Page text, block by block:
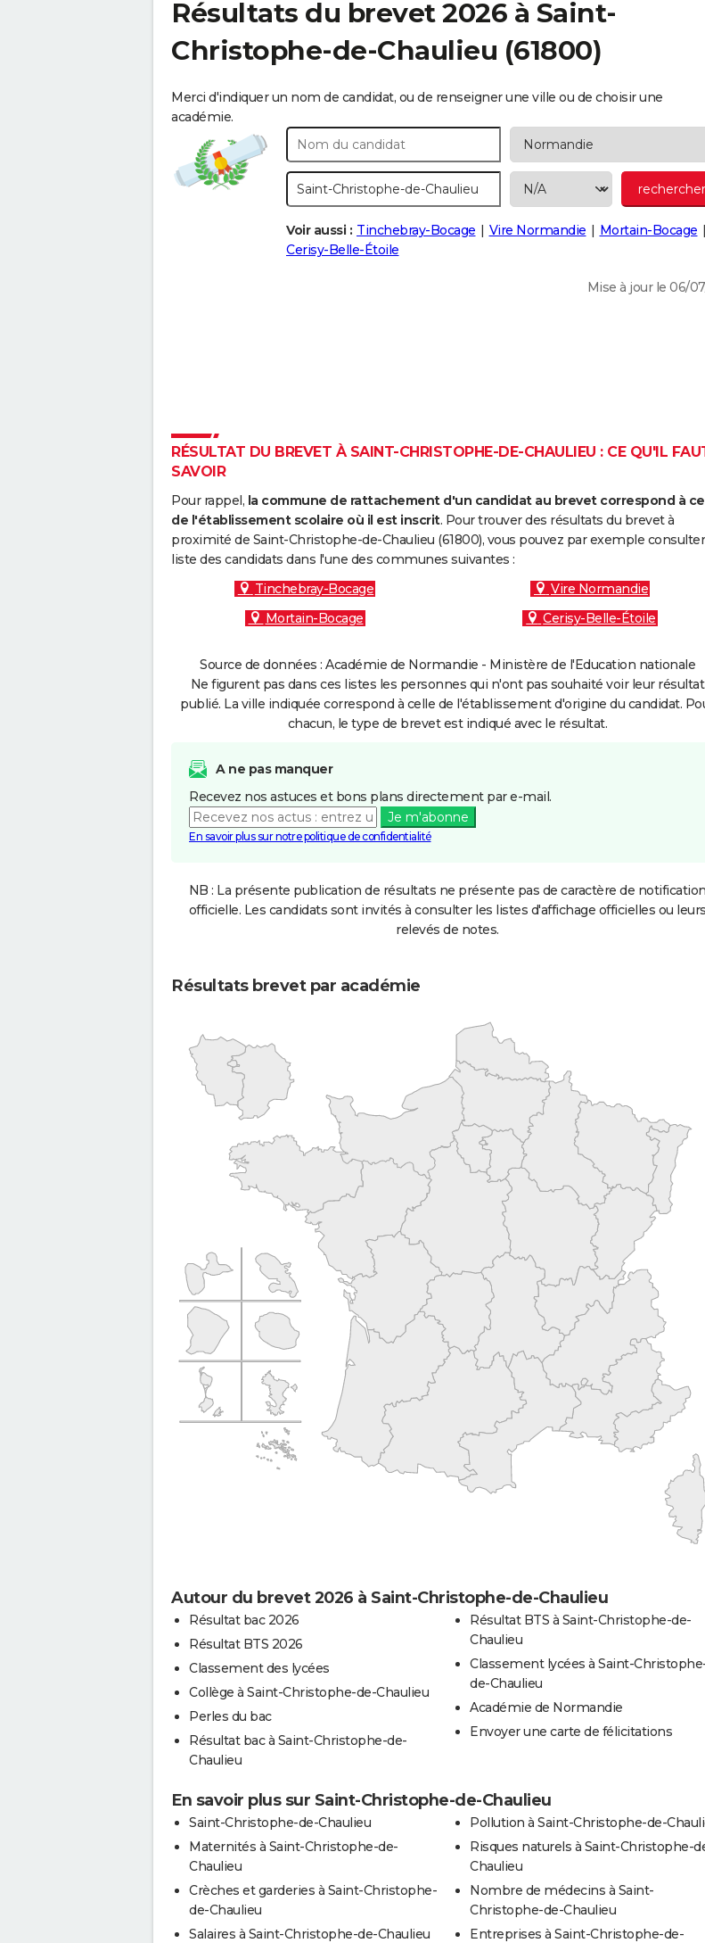
Résultats du brevet 2026 à Saint-
Christophe-de-Chaulieu (61800)
Merci d'indiquer un nom de candidat, ou de renseigner une ville ou de choisir une
académie.
Voir aussi : Tinchebray-Bocage Vire Normandie
Mortain-Bocage
Cerisy-Belle-Étoile
Mise à jour le 06/
RÉSULTAT DU BREVET À SAINT-CHRISTOPHE-DE-CHAULIEU : CE QU'IL
SAVOIR
Pour rappel, la commune de rattachement d'un candidat au brevet correspond à
de l'établissement scolaire où il est inscrit. Pour trouver des résultats du brevet à
proximité de Saint-Christophe-de-Chaulieu (61800), vous pouvez par exemple
liste des candidats dans l'une des communes suivantes :
Tinchebray-Bocage
Vire Normandie
Mortain-Bocage
Cerisy-Belle-Étoile
Source de données : Académie de Normandie - Ministère de l'Education nationale
Ne figurent pas dans ces listes les personnes qui n'ont pas souhaité voir leur résultat
publié. La ville indiquée correspond à celle de l'établissement d'origine du candidat.
chacun, le type de brevet est indiqué avec le résultat.
A ne pas manquer
Recevez nos astuces et bons plans directement par e-mail.
Je m'abonne
En savoir plus sur notre politique de confidentialité
NB : La présente publication de résultats ne présente pas de caractère de notification
officielle. Les candidats sont invités à consulter les listes d'affichage officielles ou leurs
relevés de notes.
Résultats brevet par académie
Autour du brevet 2026 à Saint-Christophe-de-Chaulieu
Résultat bac 2026
Résultat BTS 2026
Classement des lycées
Collège à Saint-Christophe-de-Chaulieu
Perles du bac
Résultat bac à Saint-Christophe-de-
Chaulieu
Résultat BTS à Saint-Christophe-de-
Chaulieu
Classement lycées à Saint-
de-Chaulieu
Académie de Normandie
Envoyer une carte de félicitations
En savoir plus sur Saint-Christophe-de-Chaulieu
Saint-Christophe-de-Chaulieu
Maternités à Saint-Christophe-de-
Chaulieu
Crèches et garderies à Saint-Christophe-
de-Chaulieu
Salaires à Saint-Christophe-de-Chaulieu
Pollution à Saint-Christophe-de-
Risques naturels à Saint-Christophe-
Chaulieu
Nombre de médecins à Saint-
Christophe-de-Chaulieu
Entreprises à Saint-Christophe-de-